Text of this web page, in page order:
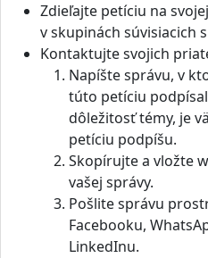
Zdieľajte petíciu na
v skupinách súvisiacich
Kontaktujte svojich
Napíšte správu, v
túto petíciu
dôležitosť témy, je
petíciu podpíšu.
Skopírujte a vložte
vašej správy.
Pošlite správu
Facebooku,
LinkedInu.